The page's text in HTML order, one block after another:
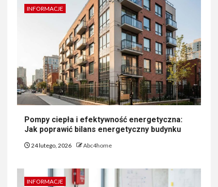
INFORMACJE
Pompy ciepła i efektywność energetyczna:
Jak poprawić bilans energetyczny budynku
24 lutego, 2026 Abc4home
INFORMACJE